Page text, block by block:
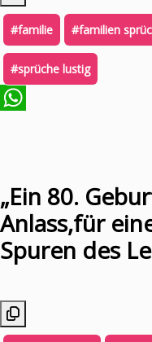
#familie #familien
#sprüche lustig
„Ein 80.
Anlass,für
Spuren des